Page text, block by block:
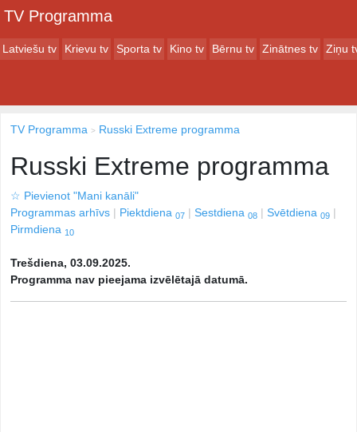
TV Programma
Latviešu tv Krievu tv Sporta tv Kino tv Bērnu tv Zinātnes tv Ziņu
TV Programma Russki Extreme programma
Russki Extreme programma
☆ Pievienot "Mani kanāli"
Programmas arhīvs
Piektdiena 07 Sestdiena 08 Svētdiena 09
Pirmdiena 10
Trešdiena, 03.09.2025.
Programma nav pieejama izvēlētajā datumā.